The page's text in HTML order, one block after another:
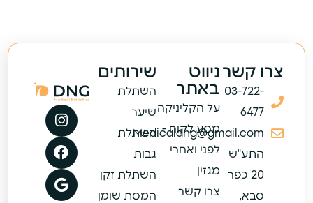
צרו קשר
03-722-
6477
Medicaldng@gmail.com
התע"ש
20 כפר
סבא,
ניווט
באתר
על הקליניקה
מסע לקוח -
לפני ואחרי
מגזין
צרו קשר
שירותים
השתלת
שיער
השתלת
גבות
השתלת זקן
המסת שומן